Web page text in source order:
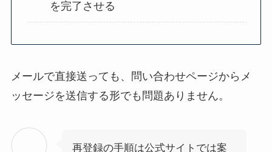
を完了させる
メールで直接送っても、問い合わせページからメ
ッセージを送信する形でも問題ありません。
再登録の手順は公式サイトでは案